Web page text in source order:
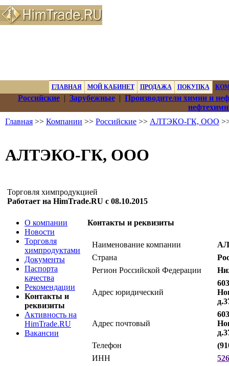
ГЛАВНАЯ МОЙ КАБИНЕТ ПРОДАЖА ПОКУПКА
Российские| Зарубежные| Производители химии и
Главная >> Компании >> Российские >> АЛТЭКО-ГК, ООО
АЛТЭКО-ГК, ООО
Торговля химпродукцией
Работает на HimTrade.RU с 08.10.2015
О компании
Новости
Торговля
химпродуктами
Документы
Паспорта
качества
Рекомендации
Контакты и
реквизиты
Активность на
HimTrade.RU
Вакансии
Контакты и реквизиты
Наименование компании
Страна
Регион Российской Федерации
Адрес юридический
Адрес почтовый
Телефон
ИНН